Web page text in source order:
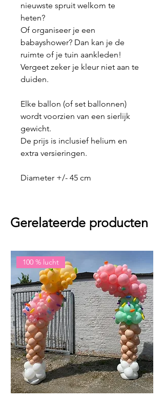
nieuwste spruit welkom te
heten?
Of organiseer je een
babayshower? Dan kan je de
ruimte of je tuin aankleden!
Vergeet zeker je kleur niet aan te
duiden.
Elke ballon (of set ballonnen)
wordt voorzien van een sierlijk
gewicht.
De prijs is inclusief helium en
extra versieringen.
Diameter +/- 45 cm
Gerelateerde producten
100 % lucht